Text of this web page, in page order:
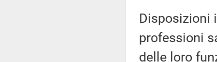
Disposizioni
professioni
delle loro